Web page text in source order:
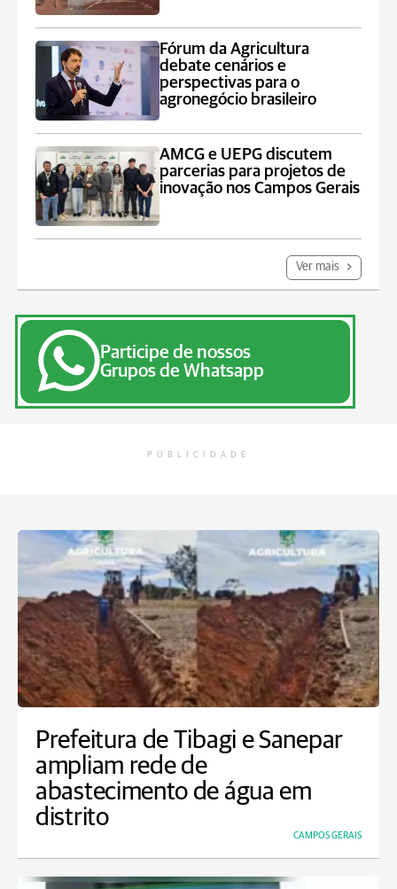
Fórum da Agricultura
debate cenários e
perspectivas para o
agronegócio brasileiro
AMCG e UEPG discutem
parcerias para projetos de
inovação nos Campos Gerais
Ver mais
Participe de nossos
Grupos de Whatsapp
PUBLICIDADE
Prefeitura de Tibagi e Sanepar
ampliam rede de
abastecimento de água em
distrito
CAMPOS GERAIS